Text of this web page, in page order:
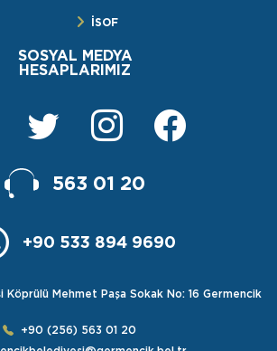
İSOF
SOSYAL MEDYA
HESAPLARIMIZ
563 01 20
+90 533 894 9690
Köprülü Mehmet Paşa Sokak No: 16 Germencik
+90 (256) 563 01 20